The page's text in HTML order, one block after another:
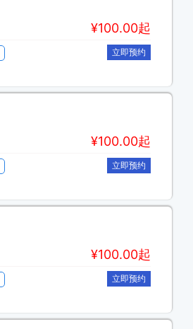
¥100.00起
立即预约
¥100.00起
立即预约
¥100.00起
立即预约